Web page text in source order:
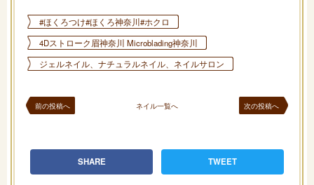
#ほくろつけ#ほくろ神奈川#ホクロ
4Dストローク眉神奈川 Microblading神奈川
ジェルネイル、ナチュラルネイル、ネイルサロン
前の投稿へ ネイル一覧へ 次の投稿へ
SHARE TWEET